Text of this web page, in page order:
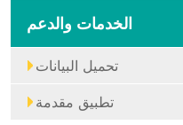
الخدمات والدعم
تحميل البيانات
تطبيق مقدمة